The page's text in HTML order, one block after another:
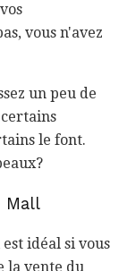
vous n'avez
un peu de
le font.
Mall
idéal si vous
la vente du